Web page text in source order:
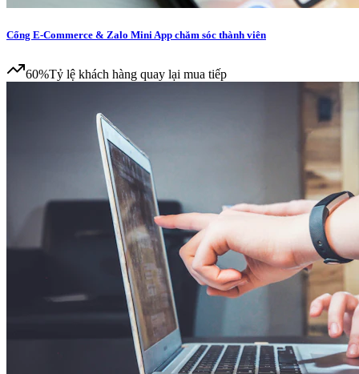
Cổng E-Commerce & Zalo Mini App chăm sóc thành viên
60%Tỷ lệ khách hàng quay lại mua tiếp